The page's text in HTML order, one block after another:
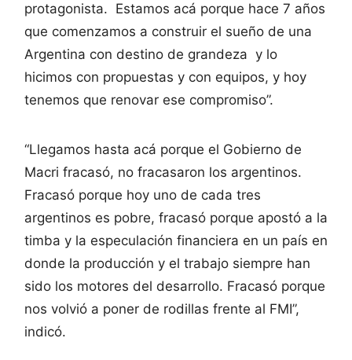
protagonista. Estamos acá porque hace 7 años
que comenzamos a construir el sueño de una
Argentina con destino de grandeza y lo
hicimos con propuestas y con equipos, y hoy
tenemos que renovar ese compromiso”.
“Llegamos hasta acá porque el Gobierno de
Macri fracasó, no fracasaron los argentinos.
Fracasó porque hoy uno de cada tres
argentinos es pobre, fracasó porque apostó a la
timba y la especulación financiera en un país en
donde la producción y el trabajo siempre han
sido los motores del desarrollo. Fracasó porque
nos volvió a poner de rodillas frente al FMI”,
indicó.